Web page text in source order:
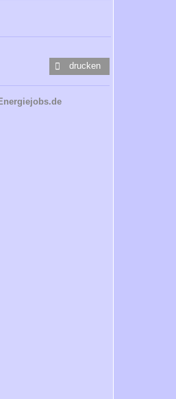
drucken